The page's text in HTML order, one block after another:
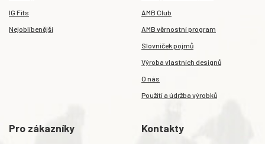
IG Fits
Nejoblíbenější
AMB Club
AMB věrnostní program
Slovníček pojmů
Výroba vlastních designů
O nás
Použití a údržba výrobků
Pro zákazníky Kontakty